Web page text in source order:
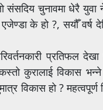
चुनावमा धेरै युवा
के हो ?, सयौँ वर्ष
प्रतिफल
कुरालाई विकास
विकास हो ?